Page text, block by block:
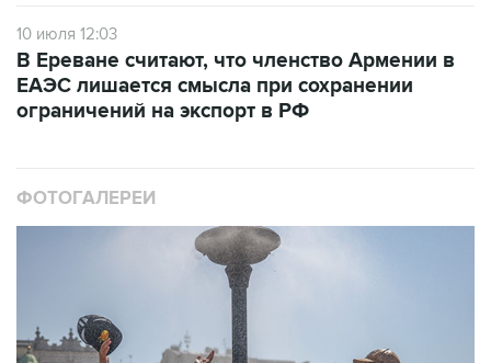
ЕАЭС лишается смысла при сохранении
ограничений на экспорт в РФ